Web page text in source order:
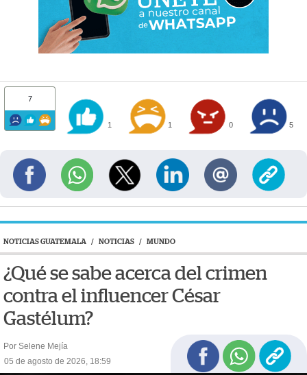
7
1 1 0 5
NOTICIAS GUATEMALA / NOTICIAS / MUNDO
¿Qué se sabe acerca del crimen
contra el influencer César
Gastélum?
Por Selene Mejía
05 de agosto de 2026, 18:59